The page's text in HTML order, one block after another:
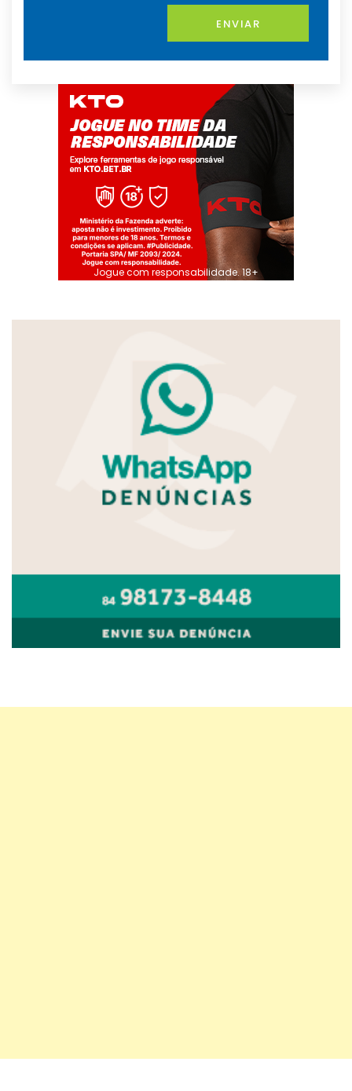
ENVIAR
Jogue com responsabilidade. 18+